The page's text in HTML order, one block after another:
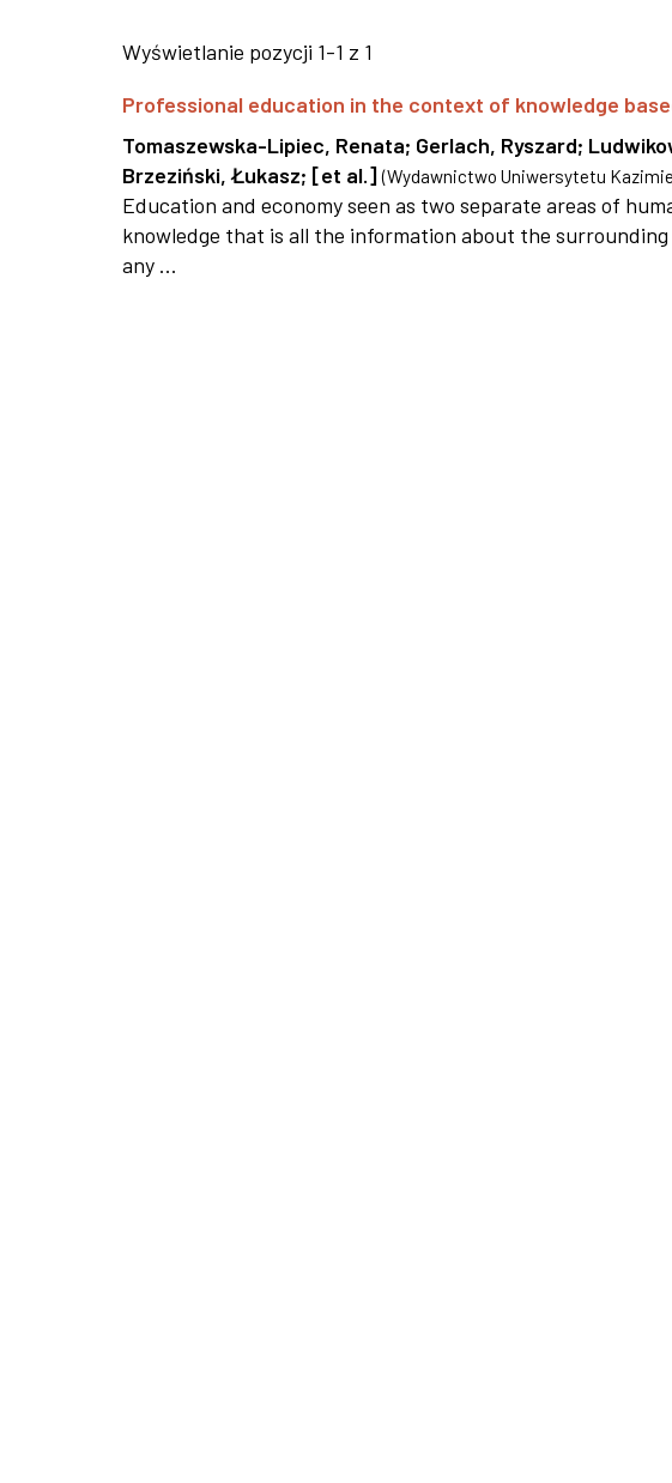
Wyświetlanie pozycji 1-1 z 1
Professional education in the context of knowledge
Tomaszewska-Lipiec, Renata; Gerlach, Ryszard;
Brzeziński, Łukasz; [et al.] (Wydawnictwo Uniwersytetu
Education and economy seen as two separate areas of
knowledge that is all the information about the
any ...